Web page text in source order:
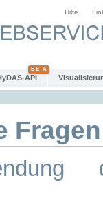
Hilfe
API